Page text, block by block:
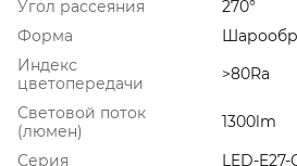
Угол рассеяния
270°
Форма
Индекс
цветопередачи
>80Ra
Световой поток
(люмен)
1300lm
Серия
LED-E27-